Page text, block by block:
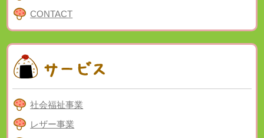
CONTACT
社会福祉事業
レザー事業